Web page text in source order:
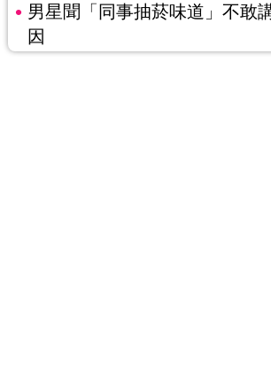
男星聞「同事抽菸味道」不敢
因